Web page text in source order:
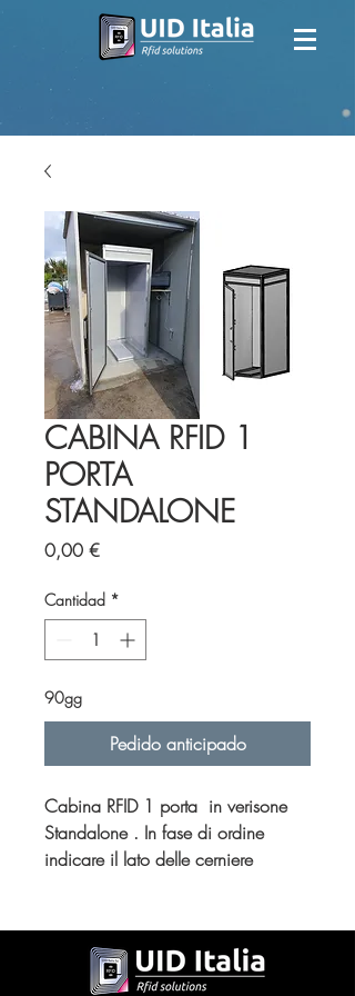
CABINA RFID 1
PORTA
STANDALONE
0,00 €Precio
Cantidad *
90gg
Pedido anticipado
Cabina RFID 1 porta in verisone
Standalone . In fase di ordine
indicare il lato delle cerniere